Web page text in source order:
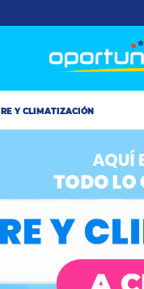
más
Y CLIMATIZACIÓN